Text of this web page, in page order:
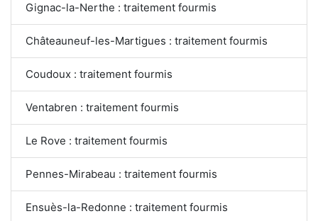
Gignac-la-Nerthe : traitement fourmis
Châteauneuf-les-Martigues : traitement fourmis
Coudoux : traitement fourmis
Ventabren : traitement fourmis
Le Rove : traitement fourmis
Pennes-Mirabeau : traitement fourmis
Ensuès-la-Redonne : traitement fourmis